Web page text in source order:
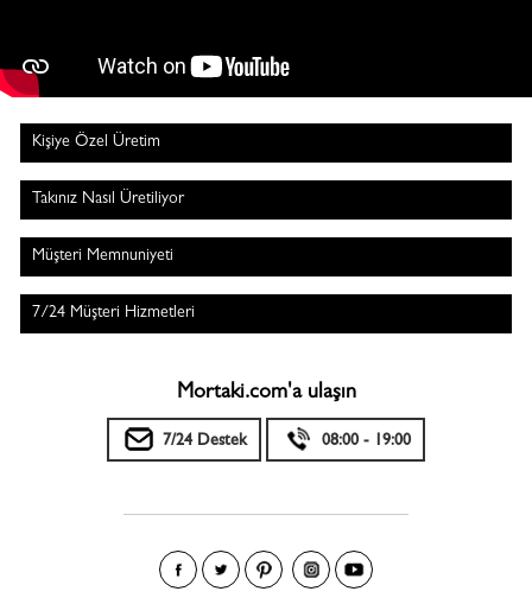
Kişiye Özel Üretim
Takınız Nasıl Üretiliyor
Müşteri Memnuniyeti
7/24 Müşteri Hizmetleri
Mortaki.com'a ulaşın
7/24 Destek 08:00 - 19:00